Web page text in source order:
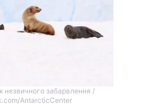
незвичного забарвлення /
AntarcticCenter